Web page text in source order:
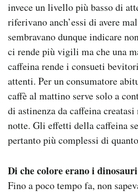
invece un livello più basso di
riferivano anch’essi di avere
sembravano dunque indicare
ci rende più vigili ma che una
caffeina rende i consueti
attenti. Per un consumatore
caffè al mattino serve solo a
di astinenza da caffeina
notte. Gli effetti della caffeina
pertanto più complessi di
Di che colore erano i
Fino a poco tempo fa, non